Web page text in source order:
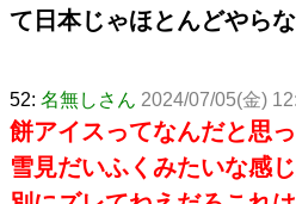
て日本じゃほとんどやら
52: 名無しさん 2024/07/05(金)
餅アイスってなんだと思
雪見だいふくみたいな感